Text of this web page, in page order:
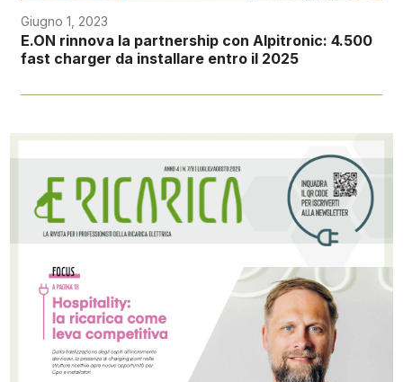
Giugno 1, 2023
E.ON rinnova la partnership con Alpitronic: 4.500
fast charger da installare entro il 2025